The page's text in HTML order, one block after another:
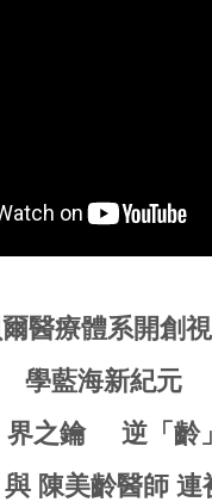
醫療體系開創
學藍海新紀元
界之鑰 逆 「 齡」
陳美齡醫師 連